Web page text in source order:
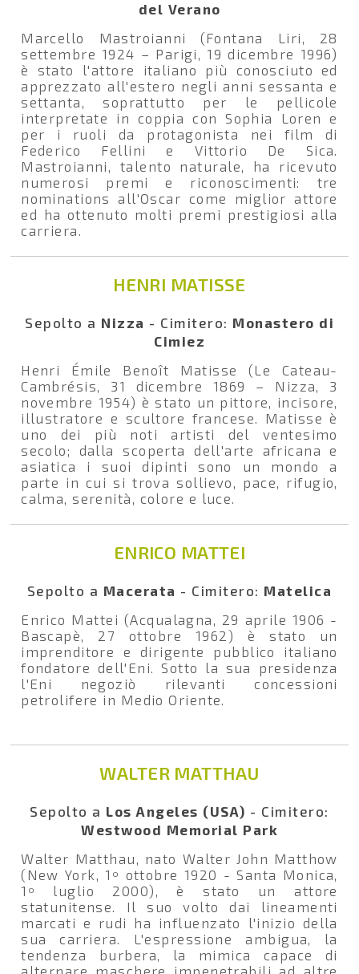
del Verano
Marcello Mastroianni (Fontana Liri, 28
settembre 1924 – Parigi, 19 dicembre 1996)
è stato l'attore italiano più conosciuto ed
apprezzato all'estero negli anni sessanta e
settanta, soprattutto per le pellicole
interpretate in coppia con Sophia Loren e
per i ruoli da protagonista nei film di
Federico Fellini e Vittorio De Sica.
Mastroianni, talento naturale, ha ricevuto
numerosi premi e riconoscimenti: tre
nominations all'Oscar come miglior attore
ed ha ottenuto molti premi prestigiosi alla
carriera.
HENRI MATISSE
Sepolto a Nizza - Cimitero: Monastero di
Cimiez
Henri Émile Benoît Matisse (Le Cateau-
Cambrésis, 31 dicembre 1869 – Nizza, 3
novembre 1954) è stato un pittore, incisore,
illustratore e scultore francese. Matisse è
uno dei più noti artisti del ventesimo
secolo; dalla scoperta dell'arte africana e
asiatica i suoi dipinti sono un mondo a
parte in cui si trova sollievo, pace, rifugio,
calma, serenità, colore e luce.
ENRICO MATTEI
Sepolto a Macerata - Cimitero: Matelica
Enrico Mattei (Acqualagna, 29 aprile 1906 -
Bascapè, 27 ottobre 1962) è stato un
imprenditore e dirigente pubblico italiano
fondatore dell'Eni. Sotto la sua presidenza
l'Eni negoziò rilevanti concessioni
petrolifere in Medio Oriente.
WALTER MATTHAU
Sepolto a Los Angeles (USA) - Cimitero:
Westwood Memorial Park
Walter Matthau, nato Walter John Matthow
(New York, 1º ottobre 1920 - Santa Monica,
1º luglio 2000), è stato un attore
statunitense. Il suo volto dai lineamenti
marcati e rudi ha influenzato l'inizio della
sua carriera. L'espressione ambigua, la
tendenza burbera, la mimica capace di
alternare maschere impenetrabili ad altre